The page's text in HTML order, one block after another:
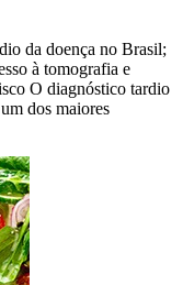
da doença no Brasil;
à tomografia e
O diagnóstico tardio
dos maiores